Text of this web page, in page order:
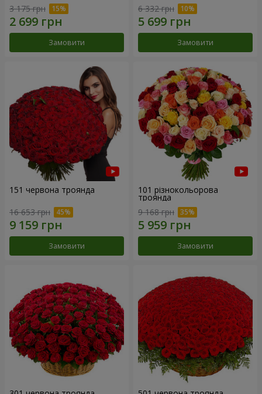
3 175 грн
Замовити
6 332 грн
Замовити
151 червона троянда
16 653 грн
Замовити
101 різнокольорова
троянда
9 168 грн
Замовити